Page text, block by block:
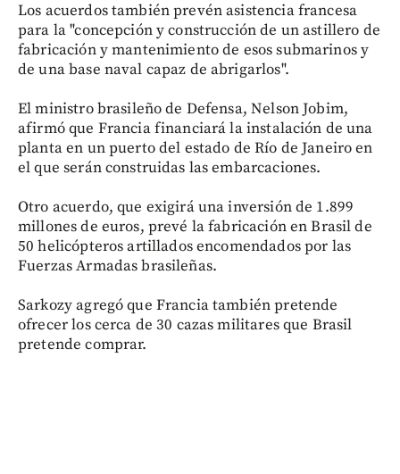
Los acuerdos también prevén asistencia francesa
para la "concepción y construcción de un astillero de
fabricación y mantenimiento de esos submarinos y
de una base naval capaz de abrigarlos".
El ministro brasileño de Defensa, Nelson Jobim,
afirmó que Francia financiará la instalación de una
planta en un puerto del estado de Río de Janeiro en
el que serán construidas las embarcaciones.
Otro acuerdo, que exigirá una inversión de 1.899
millones de euros, prevé la fabricación en Brasil de
50 helicópteros artillados encomendados por las
Fuerzas Armadas brasileñas.
Sarkozy agregó que Francia también pretende
ofrecer los cerca de 30 cazas militares que Brasil
pretende comprar.